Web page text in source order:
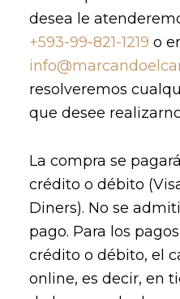
desea le
+593-99-821-1219 o
resolveremos
que desee
La compra se
crédito o débito
Diners). No se
pago. Para los
crédito o débito, el
online, es decir, en